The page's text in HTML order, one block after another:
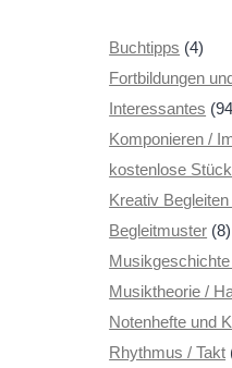
Buchtipps (4)
Fortbildungen
Interessantes
Komponieren /
kostenlose
Kreativ
Begleitmuster (8)
Musiktheorie /
Notenhefte und
Rhythmus / Takt